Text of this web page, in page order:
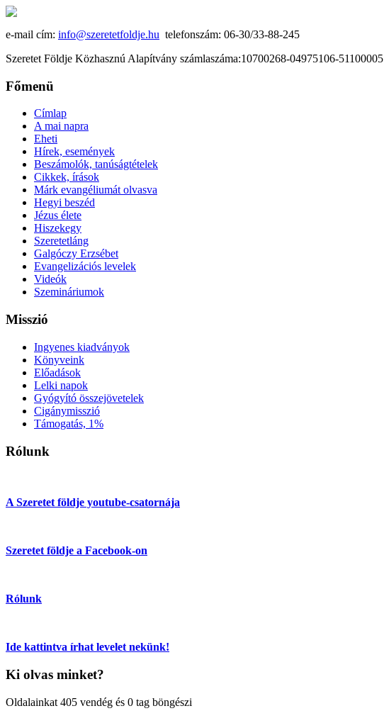
e-mail cím: info@szeretetfoldje.hu telefonszám: 06-30/33-88-245
Szeretet Földje Közhasznú Alapítvány számlaszáma:10700268-04975106-51100005
Főmenü
Címlap
A mai napra
Eheti
Hírek, események
Beszámolók, tanúságtételek
Cikkek, írások
Márk evangéliumát olvasva
Hegyi beszéd
Jézus élete
Hiszekegy
Szeretetláng
Galgóczy Erzsébet
Evangelizációs levelek
Videók
Szemináriumok
Misszió
Ingyenes kiadványok
Könyveink
Előadások
Lelki napok
Gyógyító összejövetelek
Cigánymisszió
Támogatás, 1%
Rólunk
A Szeretet földje youtube-csatornája
Szeretet földje a Facebook-on
Rólunk
Ide kattintva írhat levelet nekünk!
Ki olvas minket?
Oldalainkat 405 vendég és 0 tag böngészi